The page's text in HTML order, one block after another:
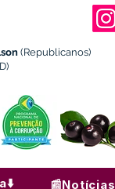
(Republicanos)
📰Notícias